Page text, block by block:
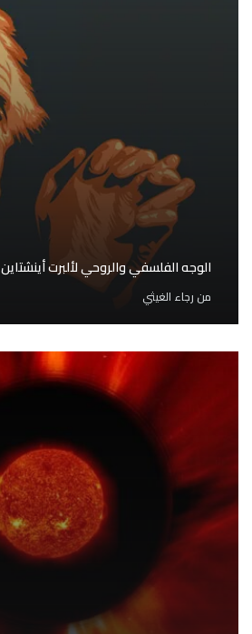
الوجه الفلسفي والروحي لألبرت أينشتاين
من رجاء الغيثي